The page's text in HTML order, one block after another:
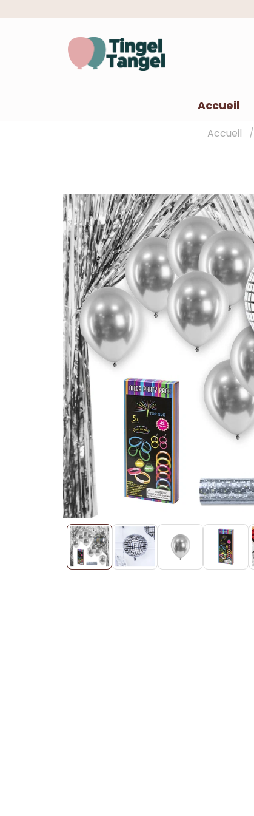
Accueil
Accueil